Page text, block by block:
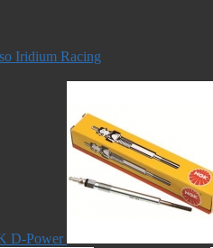
Iridium Racing
D-Power